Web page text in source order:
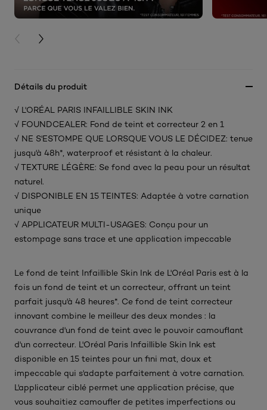
PREVIOUS CARD
NEXT CARD
Détails du produit
√ L'ORÉAL PARIS INFAILLIBLE SKIN INK
√ FOUNDCEALER: Fond de teint et correcteur 2 en 1
√ NE S'ESTOMPE QUE LORSQUE VOUS LE DÉCIDEZ: tenue
jusqu'à 48h*, waterproof et résistant à la chaleur.
√ TEXTURE LÉGÈRE: Se fond avec la peau pour un résultat
naturel.
√ DISPONIBLE EN 15 TEINTES: Adaptée à votre carnation
unique
√ APPLICATEUR MULTI-USAGES: Conçu pour un
estompage sans trace et une application impeccable
Le fond de teint Infaillible Skin Ink de L'Oréal Paris est à la
fois un fond de teint et un correcteur, offrant un teint
parfait jusqu'à 48 heures*. Ce fond de teint correcteur
innovant combine le meilleur des deux mondes : la
couvrance d'un fond de teint avec le pouvoir camouflant
d'un correcteur. L'Oréal Paris Infaillible Skin Ink est
disponible en 15 teintes pour un fini mat, doux et
impeccable qui s'adapte parfaitement à votre carnation.
L'applicateur ciblé permet une application précise, que
vous souhaitiez camoufler de petites imperfections ou